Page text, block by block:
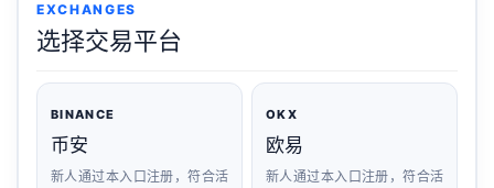
EXCHANGES
选择交易平台
BINANCE
币安
新人通过本入口注册，符合活
OKX
欧易
新人通过本入口注册，符合活